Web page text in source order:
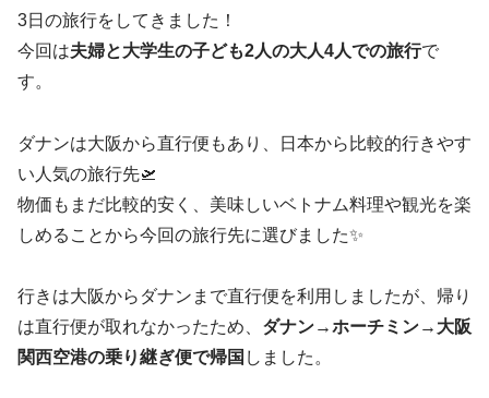
3日の旅行をしてきました！
今回は夫婦と大学生の子ども2人の大人4人での旅行で
す。
ダナンは大阪から直行便もあり、日本から比較的行きやす
い人気の旅行先🛫
物価もまだ比較的安く、美味しいベトナム料理や観光を楽
しめることから今回の旅行先に選びました✨
行きは大阪からダナンまで直行便を利用しましたが、帰り
は直行便が取れなかったため、 ダナン→ホーチミン→大阪
関西空港の乗り継ぎ便で帰国 しました。